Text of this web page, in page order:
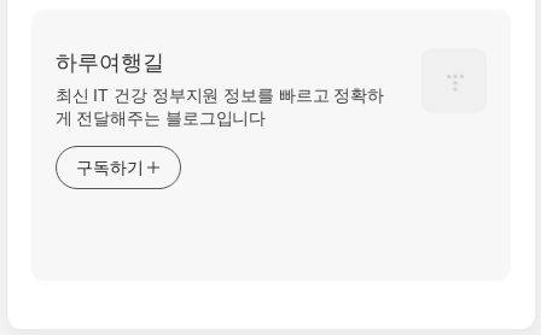
하루여행길
최신 IT 건강 정부지원 정보를 빠르고 정확하
게 전달해주는 블로그입니다
구독하기